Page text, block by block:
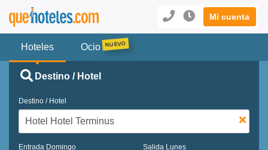
Mi cuenta
Hoteles Ocio
Destino / Hotel
Destino / Hotel
Entrada Domingo Salida Lunes